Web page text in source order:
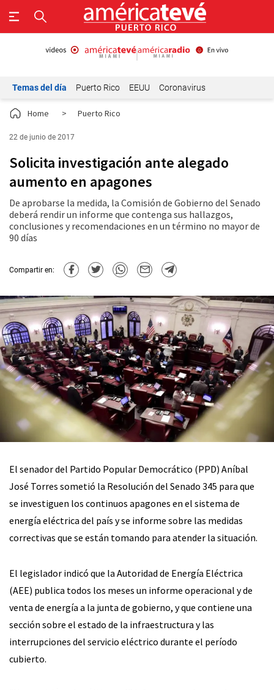
Temas del día Puerto Rico EEUU Coronavirus
Home > Puerto Rico
22 de junio de 2017
Solicita investigación ante alegado
aumento en apagones
De aprobarse la medida, la Comisión de Gobierno del Senado
deberá rendir un informe que contenga sus hallazgos,
conclusiones y recomendaciones en un término no mayor de
90 días
Compartir en:
El senador del Partido Popular Democrático (PPD) Aníbal
José Torres sometió la Resolución del Senado 345 para que
se investiguen los continuos apagones en el sistema de
energía eléctrica del país y se informe sobre las medidas
correctivas que se están tomando para atender la situación.
El legislador indicó que la Autoridad de Energía Eléctrica
(AEE) publica todos los meses un informe operacional y de
venta de energía a la junta de gobierno, y que contiene una
sección sobre el estado de la infraestructura y las
interrupciones del servicio eléctrico durante el período
cubierto.